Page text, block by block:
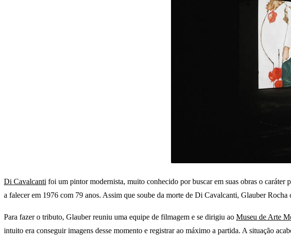
Di Cavalcanti foi um pintor modernista, muito conhecido por buscar em suas obras o
a falecer em 1976 com 79 anos. Assim que soube da morte de Di Cavalcanti, Glauber
Para fazer o tributo, Glauber reuniu uma equipe de filmagem e se dirigiu ao Museu de Arte
intuito era conseguir imagens desse momento e registrar ao máximo a partida. A situação